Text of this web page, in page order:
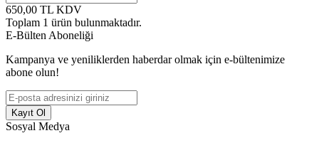
650,00 TL KDV
Toplam 1 ürün bulunmaktadır.
E-Bülten Aboneliği
Kampanya ve yeniliklerden haberdar olmak için e-bültenimize
abone olun!
Kayıt Ol
Sosyal Medya